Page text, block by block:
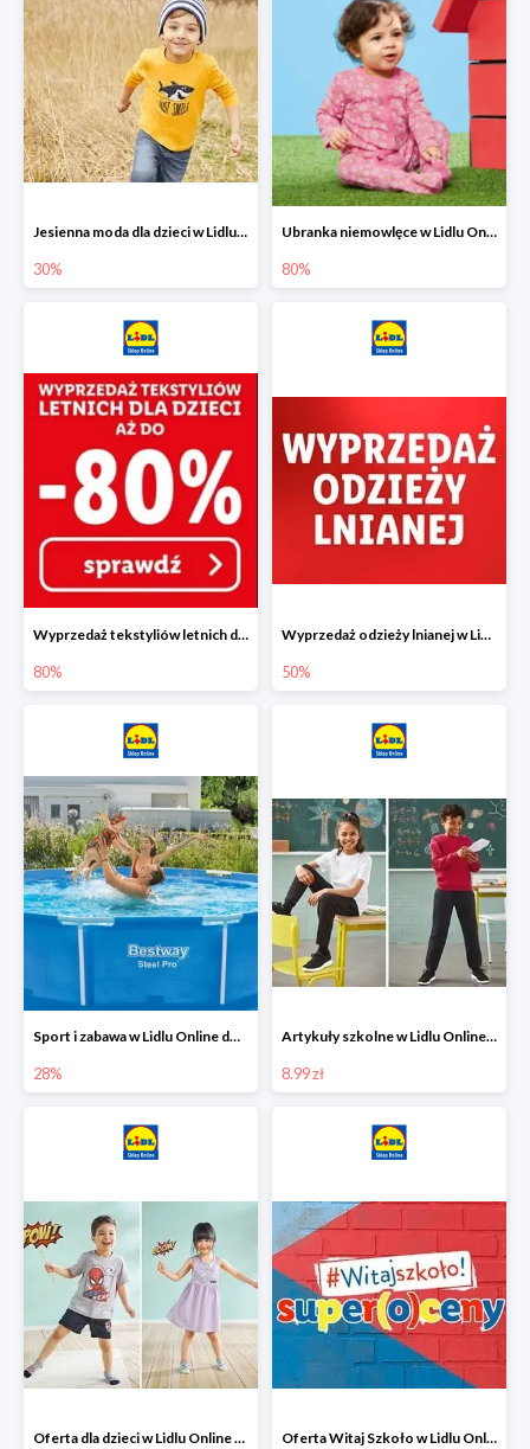
Jesienna moda dla dzieci w Lidlu Online do -30%
30%
Ubranka niemowlęce w Lidlu Online do -80%
80%
Wyprzedaż tekstyliów letnich dla dzieci w Lidlu Online do -80%
80%
Wyprzedaż odzieży lnianej w Lidlu Online do -50%
50%
Sport i zabawa w Lidlu Online do -28%
28%
Artykuły szkolne w Lidlu Online od 8,99 zł
8.99 zł
Oferta dla dzieci w Lidlu Online od 9,99 zł Oferta Witaj Szkoło w Lidlu Online od 24,99 zł